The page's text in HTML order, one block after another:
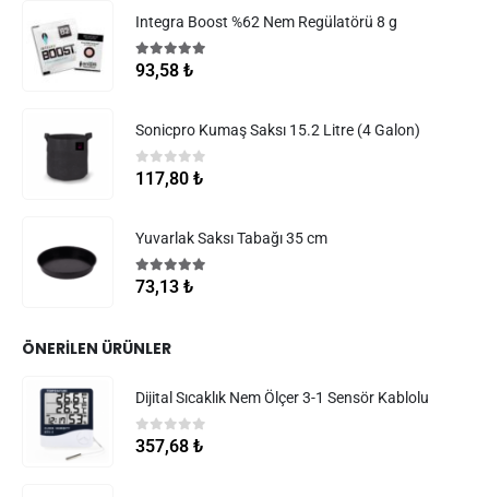
Integra Boost %62 Nem Regülatörü 8 g
5.005 üzerinden
93,58 ₺
Sonicpro Kumaş Saksı 15.2 Litre (4 Galon)
0 5 üzerinden
117,80 ₺
Yuvarlak Saksı Tabağı 35 cm
5.005 üzerinden
73,13 ₺
ÖNERILEN ÜRÜNLER
Dijital Sıcaklık Nem Ölçer 3-1 Sensör Kablolu
05 üzerinden
357,68 ₺